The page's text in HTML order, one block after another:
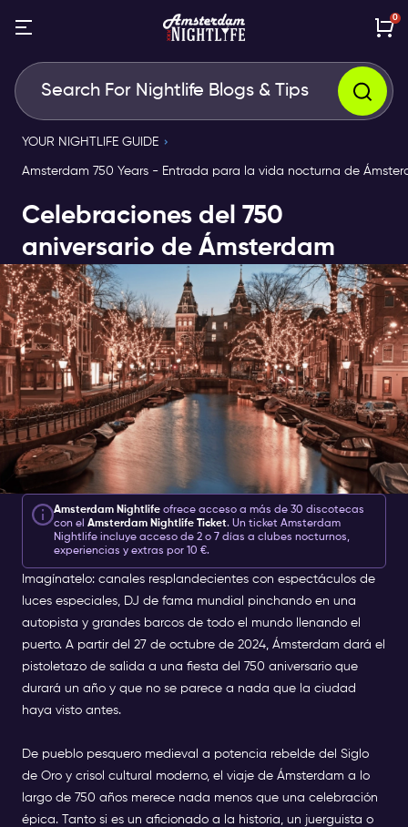
0
YOUR NIGHTLIFE GUIDE
Amsterdam 750 Years - Entrada para la vida nocturna de
Celebraciones del 750
aniversario de Ámsterdam
Amsterdam Nightlife ofrece acceso a más de 30 discotecas
con el Amsterdam Nightlife Ticket. Un ticket Amsterdam
Nightlife incluye acceso de 2 o 7 días a clubes nocturnos,
experiencias y extras por 10 €.
Imagínatelo: canales resplandecientes con espectáculos de
luces especiales, DJ de fama mundial pinchando en una
autopista y grandes barcos de todo el mundo llenando el
puerto. A partir del 27 de octubre de 2024, Ámsterdam dará el
pistoletazo de salida a una fiesta del 750 aniversario que
durará un año y que no se parece a nada que la ciudad
haya visto antes.
De pueblo pesquero medieval a potencia rebelde del Siglo
de Oro y crisol cultural moderno, el viaje de Ámsterdam a lo
largo de 750 años merece nada menos que una celebración
épica. Tanto si es un aficionado a la historia, un juerguista o